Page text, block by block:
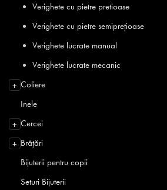
Verighete cu pietre pretioase
Verighete cu pietre semiprețioase
Verighete lucrate manual
Verighete lucrate mecanic
+ Coliere
Inele
+ Cercei
+ Brățări
Bijuterii pentru copii
Seturi Bijuterii